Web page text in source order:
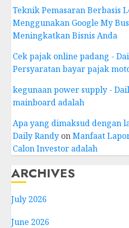
Teknik Pemasaran Berbasis
Menggunakan Google My
Meningkatkan Bisnis Anda
Cek pajak online padang -
Persyaratan bayar pajak
kegunaan power supply -
mainboard adalah
Apa yang dimaksud dengan
Daily RandyonManfaat
Calon Investor adalah
ARCHIVES
July 2026
June 2026